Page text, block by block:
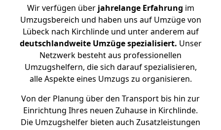
Wir verfügen überjahrelange Erfahrung im
Umzugsbereich und haben uns auf Umzüge von
Lübeck nach Kirchlinde und unter anderem auf
deutschlandweite Umzüge spezialisiert. Unser
Netzwerk besteht aus professionellen
Umzugshelfern, die sich darauf spezialisieren,
alle Aspekte eines Umzugs zu organisieren.
Von der Planung über den Transport bis hin zur
Einrichtung Ihres neuen Zuhause in Kirchlinde.
Die Umzugshelfer bieten auch Zusatzleistungen